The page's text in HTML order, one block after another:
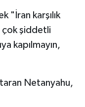
"İran karşılık
çok şiddetli
kapılmayın,
Netanyahu,